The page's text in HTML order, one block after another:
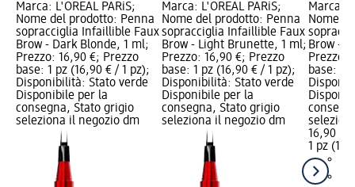
Marca: L'ORÉAL PARiS;
Nome del prodotto: Penna
sopracciglia Infaillible Faux
Brow - Dark Blonde, 1 ml;
Prezzo: 16,90 €; Prezzo
base: 1 pz (16,90 € / 1 pz);
Disponibilità: Stato verde
Disponibile per la
consegna, Stato grigio
seleziona il negozio dm
Marca: L'ORÉAL PARiS;
Nome del prodotto: Penna
sopracciglia Infaillible Faux
Brow - Light Brunette, 1 ml;
Prezzo: 16,90 €; Prezzo
base: 1 pz (16,90 € / 1 pz);
Disponibilità: Stato verde
Disponibile per la
consegna, Stato grigio
seleziona il negozio dm
Marca:
Nome
Brow -
Prezzo:
base: 1
16,90 €
1 pz